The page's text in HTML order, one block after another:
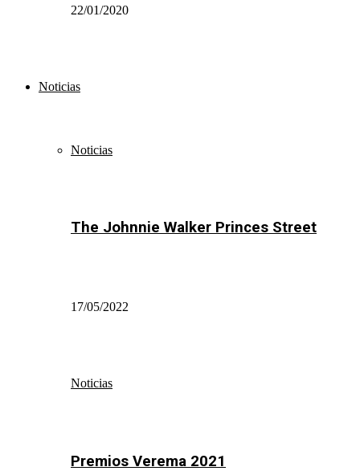
22/01/2020
Noticias
Noticias
The Johnnie Walker Princes Street
17/05/2022
Noticias
Premios Verema 2021